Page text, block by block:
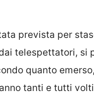
prevista per
telespettatori, si
quanto
tanti e tutti